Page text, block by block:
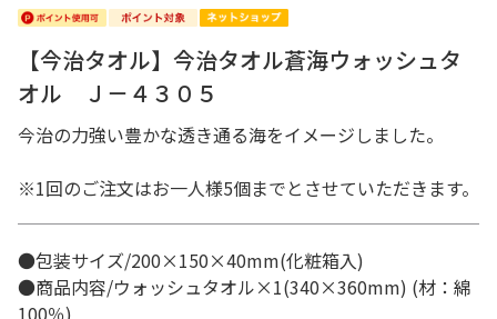
【今治タオル】今治タオル蒼海ウォッシュタ
オル Ｊ－４３０５
今治の力強い豊かな透き通る海をイメージしました。
※1回のご注文はお一人様5個までとさせていただきます。
●包装サイズ/200×150×40mm(化粧箱入)
●商品内容/ウォッシュタオル×1(340×360mm) (材：綿
100％)